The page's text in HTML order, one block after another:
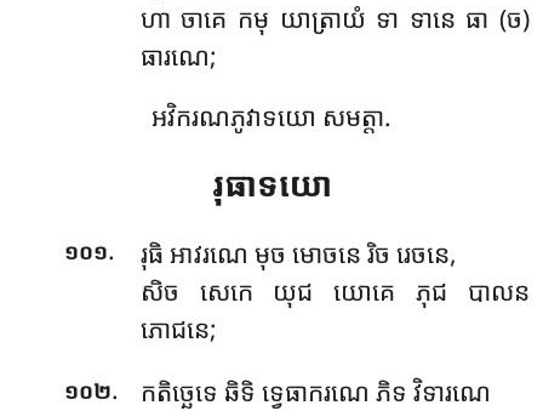
ហា ចាគេ កមុ យាត្រាយំ ទា ទានេ ធា (ច)
ធារណេ;
អវិករណភូវាទយោ សមត្តា.
រុធាទយោ
១០១.
រុធិ អាវរណេ មុច មោចនេ រិច រេចនេ,
សិច សេកេ យុជ យោគេ ភុជ បាលន
ភោជនេ;
១០២.
កតិច្ឆេទេ ឆិទិ ទ្វេធាករណេ ភិទ វិទារណេ